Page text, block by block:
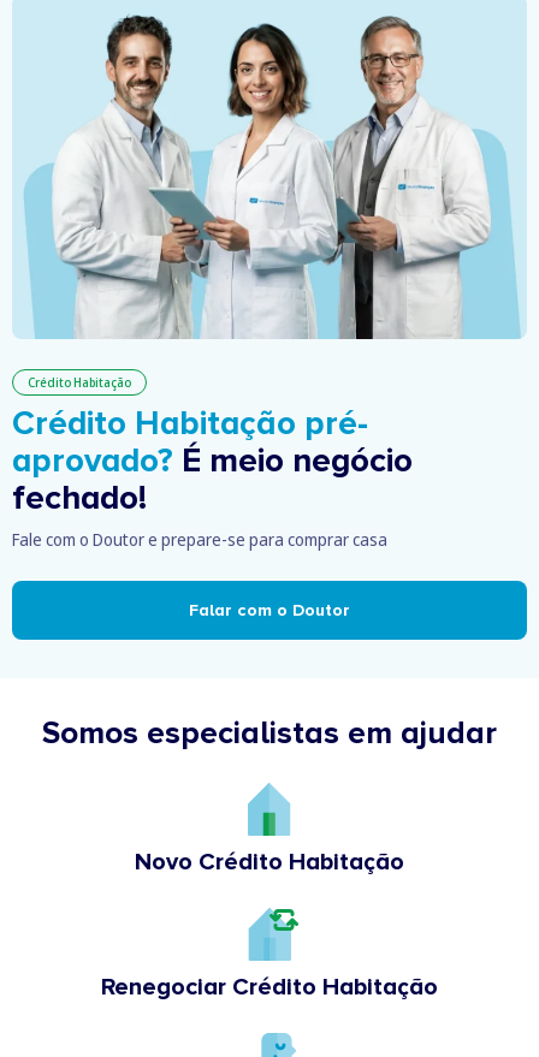
Crédito Habitação
Crédito Habitação pré-
aprovado? É meio negócio
fechado!
Fale com o Doutor e prepare-se para comprar casa
Falar com o Doutor
Somos especialistas em ajudar
Novo Crédito Habitação
Renegociar Crédito Habitação